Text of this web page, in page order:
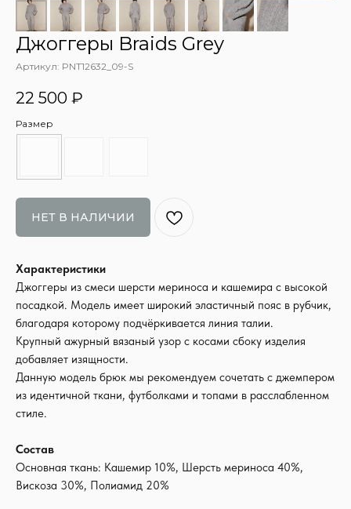
Джоггеры Braids Grey
Артикул: PNT12632_09-S
22 500 ₽
Размер
НЕТ В НАЛИЧИИ
Характеристики
Джоггеры из смеси шерсти мериноса и кашемира с высокой
посадкой. Модель имеет широкий эластичный пояс в рубчик,
благодаря которому подчёркивается линия талии.
Крупный ажурный вязаный узор с косами сбоку изделия
добавляет изящности.
Данную модель брюк мы рекомендуем сочетать с джемпером
из идентичной ткани, футболками и топами в расслабленном
стиле.
Состав
Основная ткань: Кашемир 10%, Шерсть мериноса 40%,
Вискоза 30%, Полиамид 20%